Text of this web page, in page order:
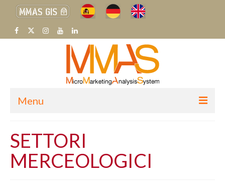
Menu
CHI SIAMO
SETTORI MERCEOLOGICI
SETTORI
MERCEOLOGICI